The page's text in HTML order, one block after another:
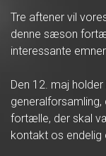
Tre aftener vil
denne sæson
interessante
Den 12. maj
generalforsamling,
fortælle, der skal
kontakt os endelig